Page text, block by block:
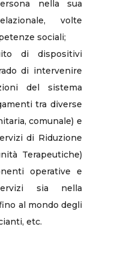
nella sua
volte
sociali;
di dispositivi
di intervenire
del sistema
tra diverse
comunale) e
di Riduzione
Terapeutiche)
operative e
sia nella
al mondo degli
etc.